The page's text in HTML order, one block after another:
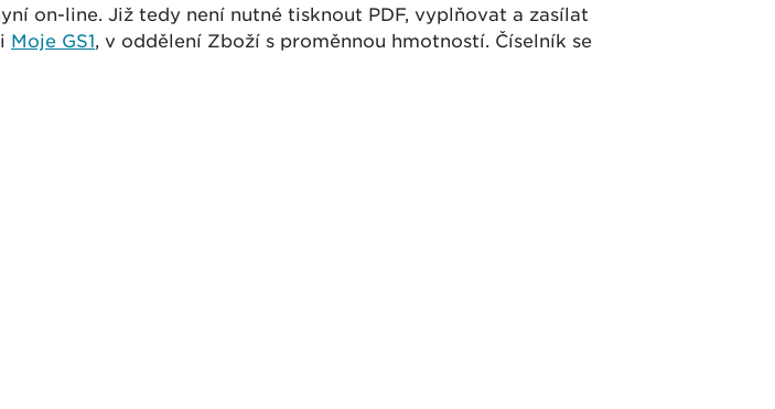
on-line. Již tedy není nutné tisknout PDF, vyplňovat a zasílat
Moje GS1, v oddělení Zboží s proměnnou hmotností. Číselník se